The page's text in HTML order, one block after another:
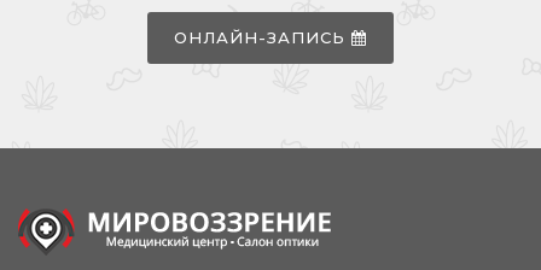
ОНЛАЙН-ЗАПИСЬ